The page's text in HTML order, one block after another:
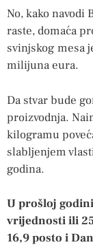
No, kako navodi
raste, domaća
svinjskog mesa
milijuna eura.
Da stvar bude
proizvodnja.
kilogramu
slabljenjem
godina.
U prošloj
vrijednosti ili
16,9 posto i